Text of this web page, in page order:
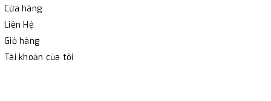
Cửa hàng
Liên Hệ
Giỏ hàng
Tài khoản của tôi